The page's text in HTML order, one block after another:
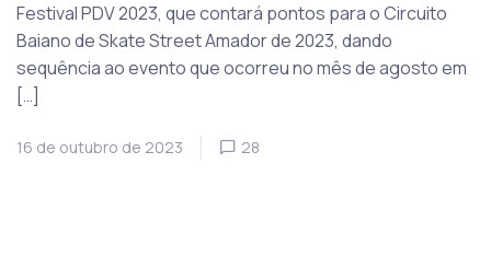
Festival PDV 2023, que contará pontos para o Circuito
Baiano de Skate Street Amador de 2023, dando
sequência ao evento que ocorreu no mês de agosto em
[…]
16 de outubro de 2023 28